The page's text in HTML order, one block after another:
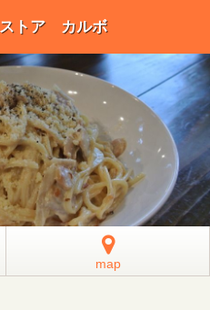
トア カルボ
map